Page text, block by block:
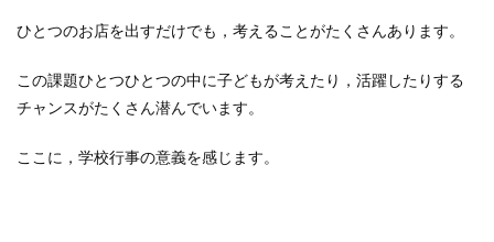
ひとつのお店を出すだけでも，考えることがたくさんあります。
この課題ひとつひとつの中に子どもが考えたり，活躍したりする
チャンスがたくさん潜んでいます。
ここに，学校行事の意義を感じます。